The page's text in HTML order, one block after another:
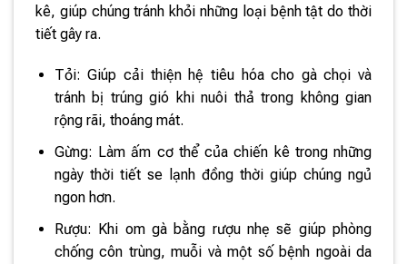
kê, giúp chúng tránh khỏi những loại bệnh tật do thời
tiết gây ra.
Tỏi: Giúp cải thiện hệ tiêu hóa cho gà chọi và
tránh bị trúng gió khi nuôi thả trong không gian
rộng rãi, thoáng mát.
Gừng: Làm ấm cơ thể của chiến kê trong những
ngày thời tiết se lạnh đồng thời giúp chúng ngủ
ngon hơn.
Rượu: Khi om gà bằng rượu nhẹ sẽ giúp phòng
chống côn trùng, muỗi và một số bệnh ngoài da